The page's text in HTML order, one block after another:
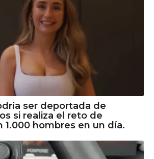
ser deportada de
si realiza el reto de
1.000 hombres en un día.